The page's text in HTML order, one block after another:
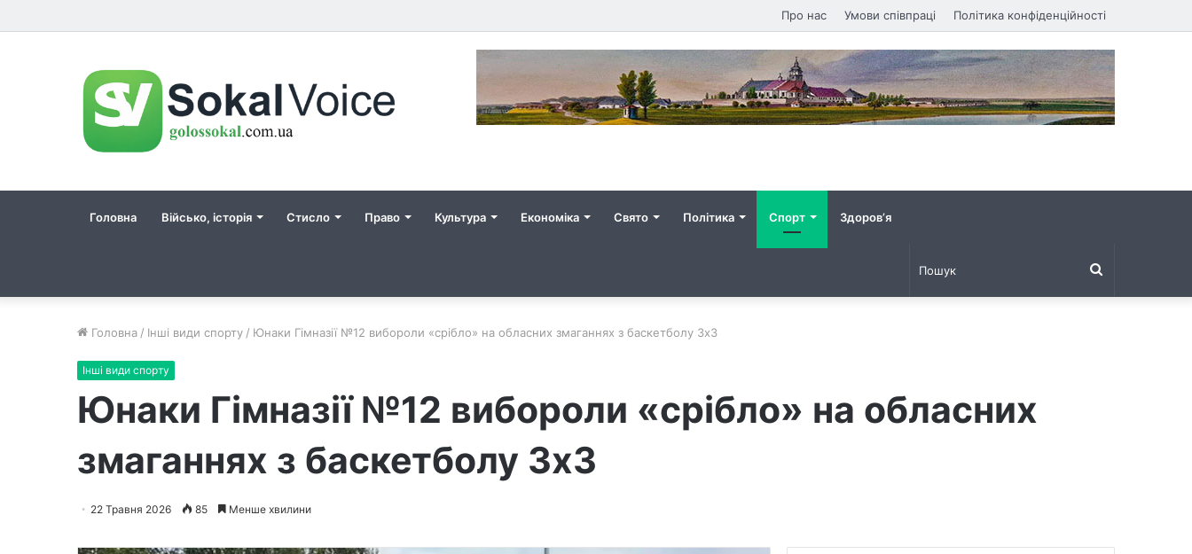
Про нас Умови співпраці Політика конфіденційності
Головна Військо, історія Стисло Право Культура Економіка Свято Політика Спорт Здоров’я
Головна / Інші види спорту / Юнаки Гімназії №12 вибороли «срібло» на обласних змаганнях з баскетболу 3х3
Інші види спорту
Юнаки Гімназії №12 вибороли «срібло» на обласних
змаганнях з баскетболу 3х3
22 Травня 2026 85 Менше хвилини